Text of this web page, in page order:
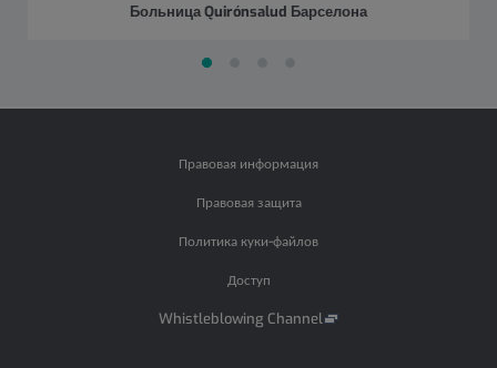
Больница Quirónsalud Барселона
de
Diapositiva
Diapositiva
Правовая информация
Правовая защита
Политика куки-файлов
Доступ
Whistleblowing Channel